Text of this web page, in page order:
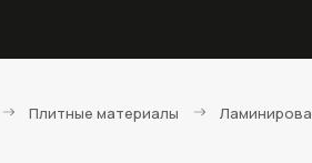
Плитные материалы